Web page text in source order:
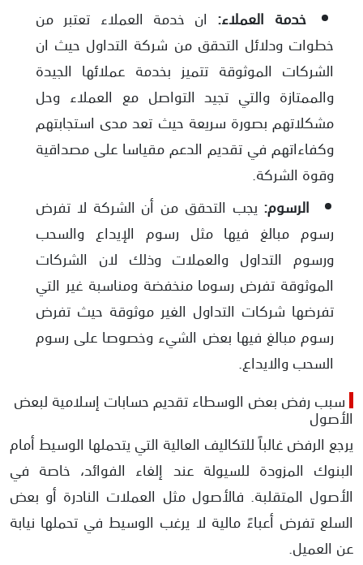
خدمة العملاء: ان خدمة العملاء تعتبر من
خطوات ودلائل التحقق من شركة التداول حيث ان
الشركات الموثوقة تتميز بخدمة عملائها الجيدة
والممتازة والتي تجيد التواصل مع العملاء وحل
مشكلاتهم بصورة سريعة حيث تعد مدى استجابتهم
وكفاءاتهم في تقديم الدعم مقياسا على مصداقية
وقوة الشركة.
الرسوم: يجب التحقق من أن الشركة لا تفرض
رسوم مبالغ فيها مثل رسوم الإيداع والسحب
ورسوم التداول والعملات وذلك لان الشركات
الموثوقة تفرض رسوما منخفضة ومناسبة غير التي
تفرضها شركات التداول الغير موثوقة حيث تفرض
رسوم مبالغ فيها بعض الشيء وخصوصا على رسوم
السحب والايداع.
سبب رفض بعض الوسطاء تقديم حسابات إسلامية لبعض
الأصول
​يرجع الرفض غالباً للتكاليف العالية التي يتحملها الوسيط أمام
البنوك المزودة للسيولة عند إلغاء الفوائد، خاصة في
الأصول المتقلبة. فالأصول مثل العملات النادرة أو بعض
السلع تفرض أعباءً مالية لا يرغب الوسيط في تحملها نيابة
عن العميل.